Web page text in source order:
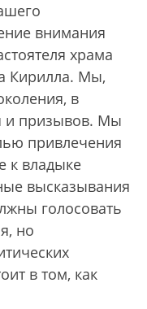
внимания
храма
Кирилла. Мы,
в
и призывов. Мы
привлечения
к владыке
высказывания
голосовать
но
в том, как